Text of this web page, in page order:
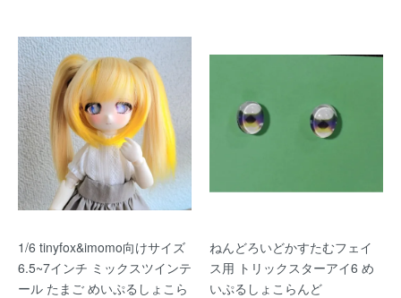
1/6 tinyfox&imomo向けサイズ
6.5~7インチ ミックスツインテ
ール たまご めいぷるしょこら
ねんどろいどかすたむフェイ
ス用 トリックスターアイ6 め
いぷるしょこらんど